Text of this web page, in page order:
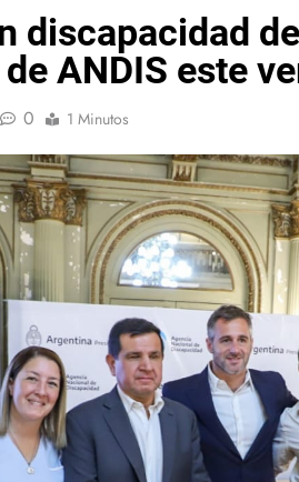
discapacidad
ANDIS este
0 1 Minutos